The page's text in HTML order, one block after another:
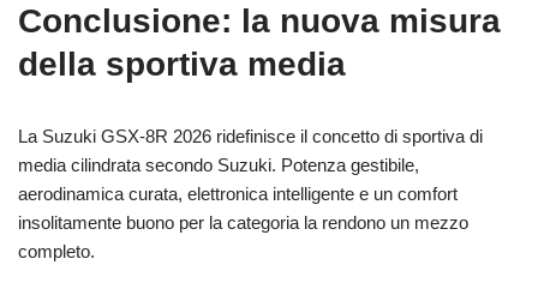
Conclusione: la nuova misura
della sportiva media
La Suzuki GSX-8R 2026 ridefinisce il concetto di sportiva di
media cilindrata secondo Suzuki. Potenza gestibile,
aerodinamica curata, elettronica intelligente e un comfort
insolitamente buono per la categoria la rendono un mezzo
completo.